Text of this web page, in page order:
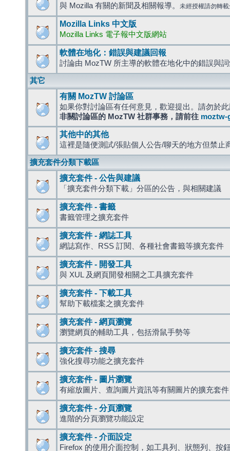
與 Mozilla 有關的新聞及相關報導。 未經授權請勿轉
Mozilla Links 中文版
Mozilla Links 電子報中文版網站
軟體在地化：錯誤與建議回報
討論由 MozTW 所主導的軟體在地化中的錯誤與
其它
有關 MozTW 討論區
如果你對討論區有任何意見，歡迎提出。請勿於
非關討論區的 MozTW 社群事務，請前往 moztw-
其他中的其他
這裡是隨便測試/張貼個人公告/聊天的地方但禁止
擴充套件分類下載區
擴充套件 - 公告與建議
「擴充套件分類下載」分區的公告，與相關建議
擴充套件 - 書籤
書籤管理之擴充套件
擴充套件 - 網誌工具
網誌寫作、RSS 訂閱、各種社會書籤等擴充套件
擴充套件 - 開發工具
與 XUL 及網頁開發相關之工具擴充套件
擴充套件 - 下載工具
幫助下載檔案之擴充套件
擴充套件 - 網頁瀏覽
瀏覽網頁的輔助工具，包括滑鼠手勢等
擴充套件 - 搜尋
強化搜尋功能之擴充套件
擴充套件 - 圖片瀏覽
有縮放圖片、查詢圖片資訊等有關圖片的擴充套件
擴充套件 - 分頁瀏覽
進階的分頁瀏覽功能設定
擴充套件 - 介面設定
Firefox 的使用介面控制，如工具列、狀態列、按